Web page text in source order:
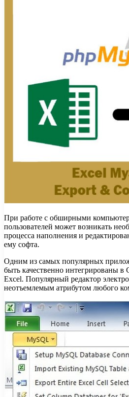
При работе с обширными
пользователей может возникать
процесса наполнения и
ему софта.
Одним из самых популярных
быть качественно интегрированы
Excel. Популярный редактор
неотъемлемым атрибутом любого